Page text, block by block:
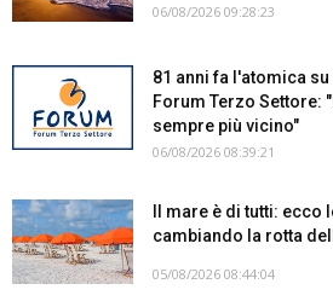
06/08/2026 09:28:23
81 anni fa l'atomica
Forum Terzo Settore:
sempre più vicino"
06/08/2026 08:39:21
Il mare è di tutti:
cambiando la rotta
05/08/2026 08:44:04